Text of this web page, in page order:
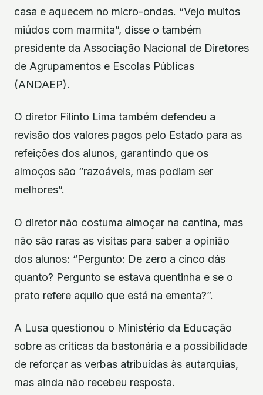
casa e aquecem no micro-ondas. “Vejo muitos
miúdos com marmita”, disse o também
presidente da Associação Nacional de Diretores
de Agrupamentos e Escolas Públicas
(ANDAEP).
O diretor Filinto Lima também defendeu a
revisão dos valores pagos pelo Estado para as
refeições dos alunos, garantindo que os
almoços são “razoáveis, mas podiam ser
melhores”.
O diretor não costuma almoçar na cantina, mas
não são raras as visitas para saber a opinião
dos alunos: “Pergunto: De zero a cinco dás
quanto? Pergunto se estava quentinha e se o
prato refere aquilo que está na ementa?”.
A Lusa questionou o Ministério da Educação
sobre as críticas da bastonária e a possibilidade
de reforçar as verbas atribuídas às autarquias,
mas ainda não recebeu resposta.